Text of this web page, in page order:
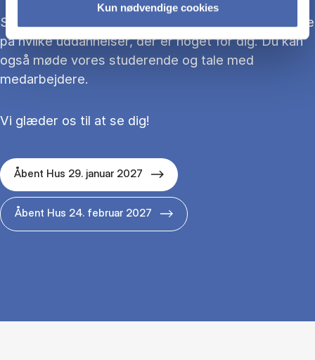
Kun nødvendige cookies
Så kom med til Åbent Hus, hvor du kan blive klogere
på hvilke uddannelser, der er noget for dig. Du kan
også møde vores studerende og tale med
medarbejdere.
Vi glæder os til at se dig!
Åbent Hus 29. januar 2027
Åbent Hus 24. februar 2027